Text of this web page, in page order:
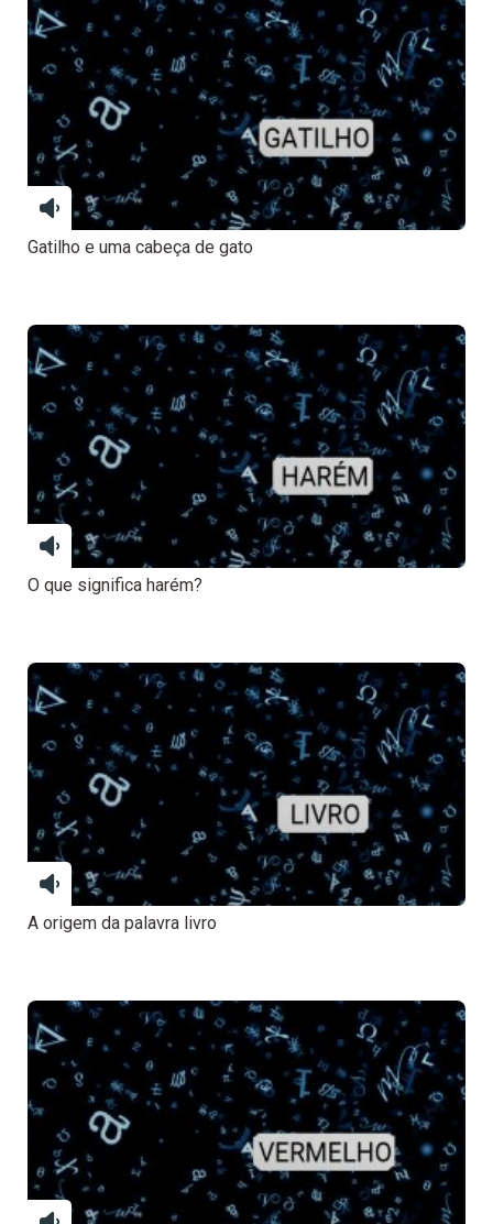
Gatilho e uma cabeça de gato
O que significa harém?
A origem da palavra livro